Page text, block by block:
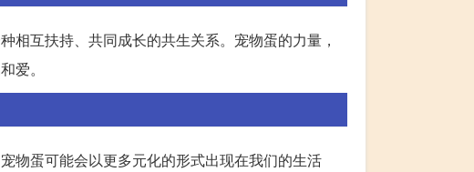
相互扶持、共同成长的共生关系。宠物蛋的力量，
爱。
物蛋可能会以更多元化的形式出现在我们的生活